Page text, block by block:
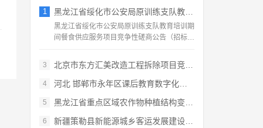
1 黑龙江省绥化市公安局原训练支队教育培训期
黑龙江省绥化市公安局原训练支队教育培训期
间餐食供应服务项目竞争性磋商公告（招标编
3
北京市东方汇美改造工程拆除项目竞争性磋商
4 河北 邯郸市永年区课后教育数字化管理平台
5 黑龙江省重点区域农作物种植结构变化遥感
6 新疆策勒县新能源城乡客运发展建设项目